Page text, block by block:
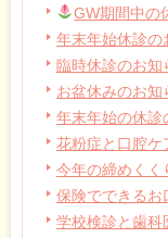
GW期間中の
年末年始休診の
臨時休診のお知
お盆休みのお知
年末年始の休診
花粉症と口腔ケ
今年の締めくく
保険でできるお
学校検診と歯科